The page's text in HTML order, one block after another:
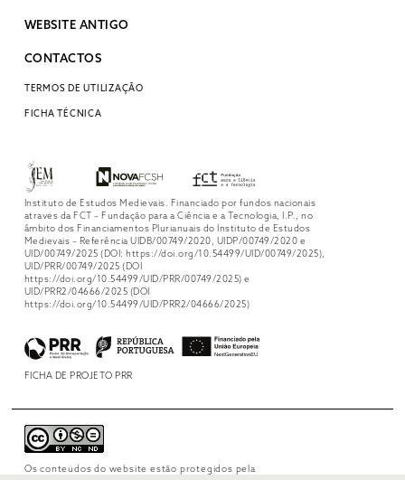
WEBSITE ANTIGO
CONTACTOS
TERMOS DE UTILIZAÇÃO
FICHA TÉCNICA
Instituto de Estudos Medievais. Financiado por fundos nacionais
através da FCT – Fundação para a Ciência e a Tecnologia, I.P., no
âmbito dos Financiamentos Plurianuais do Instituto de Estudos
Medievais – Referência UIDB/00749/2020, UIDP/00749/2020 e
UID/00749/2025 (DOI: https://doi.org/10.54499/UID/00749/2025),
UID/PRR/00749/2025 (DOI
https://doi.org/10.54499/UID/PRR/00749/2025) e
UID/PRR2/04666/2025 (DOI
https://doi.org/10.54499/UID/PRR2/04666/2025)
FICHA DE PROJETO PRR
Os conteúdos do website estão protegidos pela